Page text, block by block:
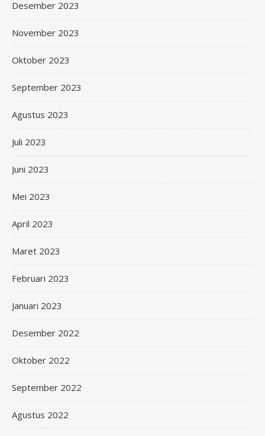
Desember 2023
November 2023
Oktober 2023
September 2023
Agustus 2023
Juli 2023
Juni 2023
Mei 2023
April 2023
Maret 2023
Februari 2023
Januari 2023
Desember 2022
Oktober 2022
September 2022
Agustus 2022